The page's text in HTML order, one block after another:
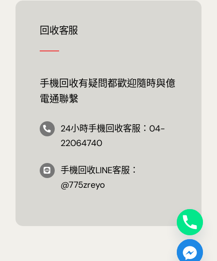
回收客服
手機回收有疑問都歡迎隨時與億
電通聯繫
24小時手機回收客服：04-
22064740
手機回收LINE客服：
@775zreyo